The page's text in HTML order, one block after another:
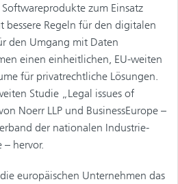
zum Einsatz
bessere Regeln für den digitalen
den Umgang mit Daten
einen einheitlichen, EU-weiten
für privatrechtliche Lösungen.
Studie „Legal issues of
Noerr LLP und BusinessEurope –
der nationalen Industrie-
hervor.
europäischen Unternehmen das